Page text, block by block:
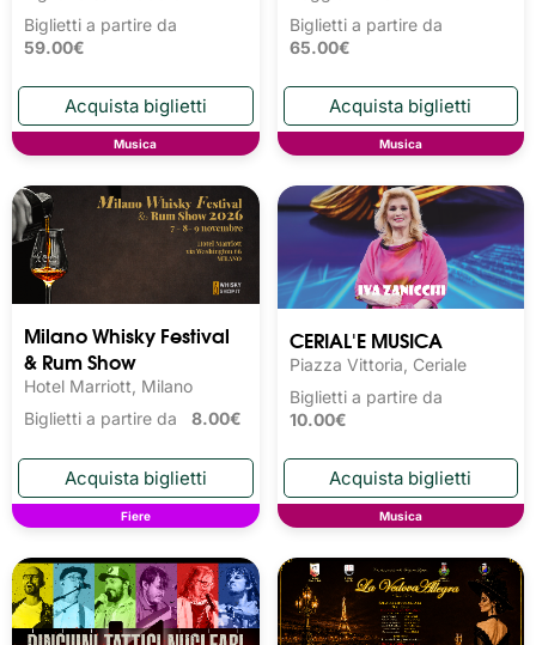
Biglietti a partire da
59.00€
Musica
Biglietti a partire da
65.00€
Musica
Milano Whisky Festival
& Rum Show
Hotel Marriott, Milano
Biglietti a partire da 8.00€
Fiere
CERIAL'E MUSICA
Piazza Vittoria, Ceriale
Biglietti a partire da
10.00€
Musica